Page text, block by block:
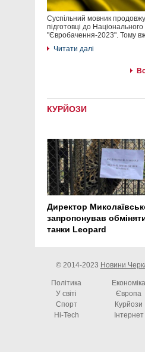
Суспільний мовник
підготовці до
"Євробачення-2023". Тому
Читати далі
КУРЙОЗИ
Директор
запропонував
танки Leopard
© 2014-2023 Новини
Політика Економіка
У світі
Європа
Спорт
Курйози
Hi-Tech
Інтернет